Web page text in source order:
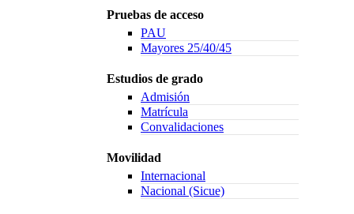
Pruebas de acceso
PAU
Mayores 25/40/45
Estudios de grado
Admisión
Matrícula
Convalidaciones
Movilidad
Internacional
Nacional (Sicue)